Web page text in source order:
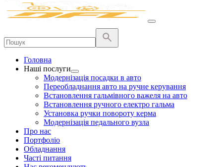
Головна
Наші послуги
Модернізація посадки в авто
Переобладнання авто на ручне керування
Встановлення гальмівного важеля на авто
Встановлення ручного електро гальма
Установка ручки повороту керма
Модернізація педального вузла
Про нас
Портфоліо
Обладнання
Часті питання